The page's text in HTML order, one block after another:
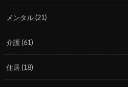
メンタル(21)
介護(61)
住居(18)